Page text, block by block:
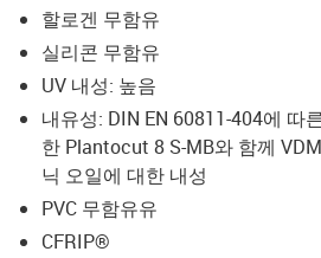
할로겐 무함유
실리콘 무함유
UV 내성: 높음
내유성: DIN EN 60811-404에 따
한 Plantocut 8 S-MB와 함께
닉 오일에 대한 내성
PVC 무함유유
CFRIP®